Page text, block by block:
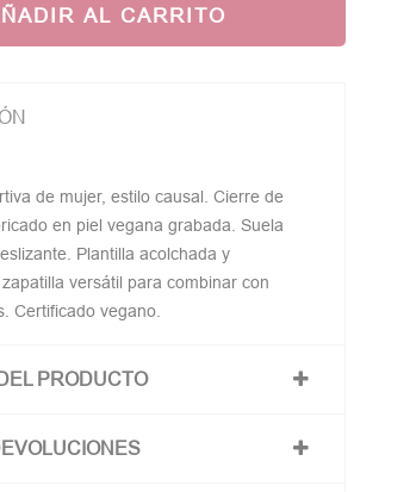
AL CARRITO
de mujer, estilo causal. Cierre de
en piel vegana grabada. Suela
Plantilla acolchada y
versátil para combinar con
Certificado vegano.
PRODUCTO